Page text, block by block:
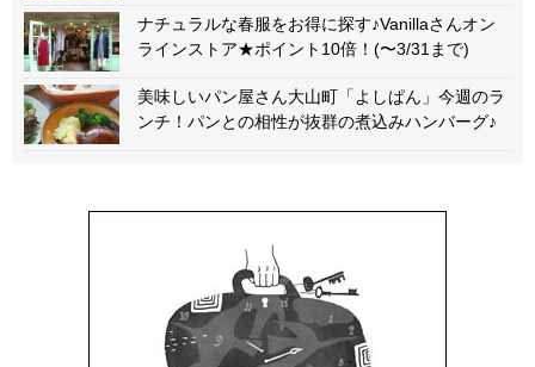
ナチュラルな春服をお得に探す♪Vanillaさんオン
ラインストア★ポイント10倍！(〜3/31まで)
美味しいパン屋さん大山町「よしぱん」今週のラ
ンチ！パンとの相性が抜群の煮込みハンバーグ♪